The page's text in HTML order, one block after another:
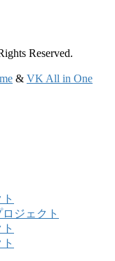
Reserved.
& VK All in One
ジェクト